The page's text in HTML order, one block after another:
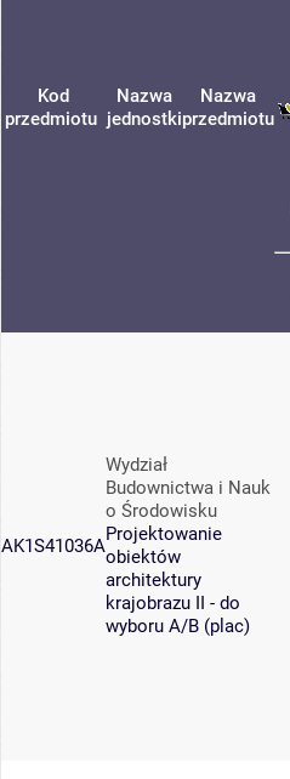
Kod
przedmiotu
Nazwa
jednostki
Nazwa
przedmiotu
AK1S41036A
Wydział
Budownictwa i Nauk
o Środowisku
Projektowanie
obiektów
architektury
krajobrazu II - do
wyboru A/B (plac)